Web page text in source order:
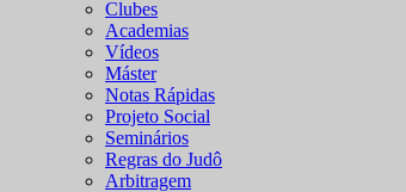
Clubes
Academias
Vídeos
Máster
Notas Rápidas
Projeto Social
Seminários
Regras do Judô
Arbitragem